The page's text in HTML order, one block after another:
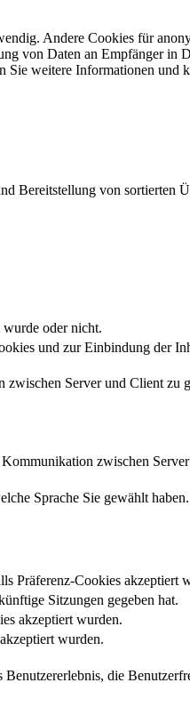
Andere Cookies für
Daten an Empfänger in
Sie weitere Informationen und
Bereitstellung von sortierten
oder nicht.
und zur Einbindung der
zwischen Server und Client zu
zwischen
Sprache Sie gewählt haben.
Präferenz-Cookies akzeptiert
Sitzungen gegeben hat.
akzeptiert wurden.
wurden.
die